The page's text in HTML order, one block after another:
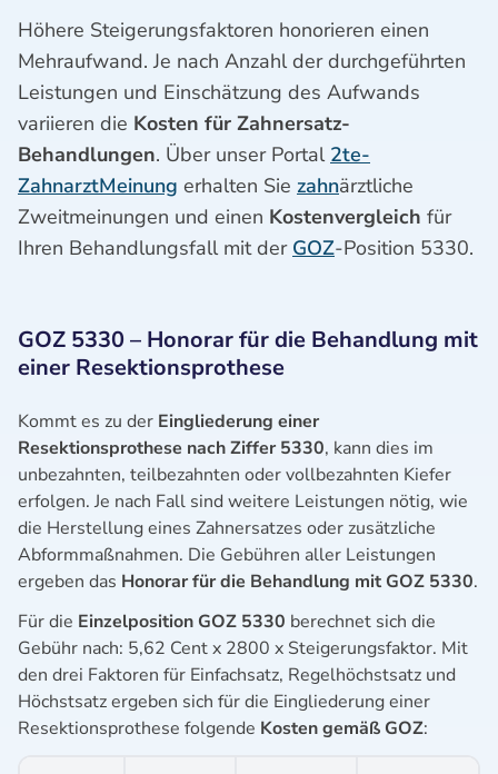
Höhere Steigerungsfaktoren honorieren einen
Mehraufwand. Je nach Anzahl der durchgeführten
Leistungen und Einschätzung des Aufwands
variieren die Kosten für Zahnersatz-
Behandlungen. Über unser Portal 2te-
ZahnarztMeinung erhalten Sie zahnärztliche
Zweitmeinungen und einen Kostenvergleich für
Ihren Behandlungsfall mit der GOZ-Position 5330.
GOZ 5330 – Honorar für die Behandlung mit
einer Resektionsprothese
Kommt es zu der Eingliederung einer
Resektionsprothese nach Ziffer 5330, kann dies im
unbezahnten, teilbezahnten oder vollbezahnten Kiefer
erfolgen. Je nach Fall sind weitere Leistungen nötig, wie
die Herstellung eines Zahnersatzes oder zusätzliche
Abformmaßnahmen. Die Gebühren aller Leistungen
ergeben das Honorar für die Behandlung mit GOZ 5330.
Für die Einzelposition GOZ 5330 berechnet sich die
Gebühr nach: 5,62 Cent x 2800 x Steigerungsfaktor. Mit
den drei Faktoren für Einfachsatz, Regelhöchstsatz und
Höchstsatz ergeben sich für die Eingliederung einer
Resektionsprothese folgende Kosten gemäß GOZ: